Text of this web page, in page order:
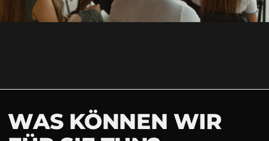
WAS KÖNNEN WIR